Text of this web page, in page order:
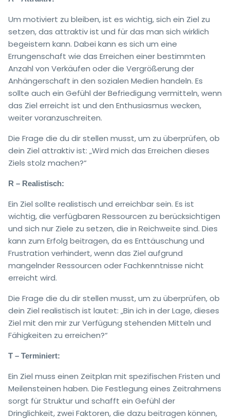
Um motiviert zu bleiben, ist es wichtig, sich ein Ziel zu
setzen, das attraktiv ist und für das man sich wirklich
begeistern kann. Dabei kann es sich um eine
Errungenschaft wie das Erreichen einer bestimmten
Anzahl von Verkäufen oder die Vergrößerung der
Anhängerschaft in den sozialen Medien handeln. Es
sollte auch ein Gefühl der Befriedigung vermitteln, wenn
das Ziel erreicht ist und den Enthusiasmus wecken,
weiter voranzuschreiten.
Die Frage die du dir stellen musst, um zu überprüfen, ob
dein Ziel attraktiv ist: „Wird mich das Erreichen dieses
Ziels stolz machen?“
R – Realistisch:
Ein Ziel sollte realistisch und erreichbar sein. Es ist
wichtig, die verfügbaren Ressourcen zu berücksichtigen
und sich nur Ziele zu setzen, die in Reichweite sind. Dies
kann zum Erfolg beitragen, da es Enttäuschung und
Frustration verhindert, wenn das Ziel aufgrund
mangelnder Ressourcen oder Fachkenntnisse nicht
erreicht wird.
Die Frage die du dir stellen musst, um zu überprüfen, ob
dein Ziel realistisch ist lautet: „Bin ich in der Lage, dieses
Ziel mit den mir zur Verfügung stehenden Mitteln und
Fähigkeiten zu erreichen?“
T – Terminiert:
Ein Ziel muss einen Zeitplan mit spezifischen Fristen und
Meilensteinen haben. Die Festlegung eines Zeitrahmens
sorgt für Struktur und schafft ein Gefühl der
Dringlichkeit, zwei Faktoren, die dazu beitragen können,